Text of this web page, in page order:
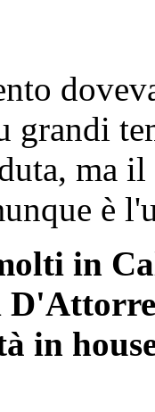
grandi
ma
è
in
in